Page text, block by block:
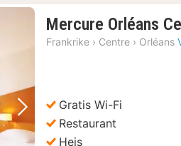
Neste bilde
Mercure Orléans
Frankrike › Centre › Orléans
Gratis Wi-Fi
Restaurant
Heis